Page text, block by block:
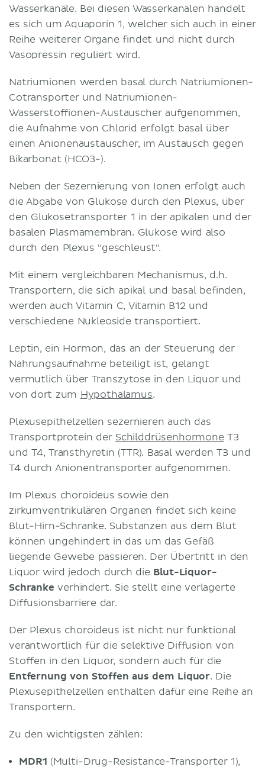
Wasserkanäle. Bei diesen Wasserkanälen handelt
es sich um Aquaporin 1, welcher sich auch in einer
Reihe weiterer Organe findet und nicht durch
Vasopressin reguliert wird.
Natriumionen werden basal durch Natriumionen-
Cotransporter und Natriumionen-
Wasserstoffionen-Austauscher aufgenommen,
die Aufnahme von Chlorid erfolgt basal über
einen Anionenaustauscher, im Austausch gegen
Bikarbonat (HCO3-).
Neben der Sezernierung von Ionen erfolgt auch
die Abgabe von Glukose durch den Plexus, über
den Glukosetransporter 1 in der apikalen und der
basalen Plasmamembran. Glukose wird also
durch den Plexus "geschleust".
Mit einem vergleichbaren Mechanismus, d.h.
Transportern, die sich apikal und basal befinden,
werden auch Vitamin C, Vitamin B12 und
verschiedene Nukleoside transportiert.
Leptin, ein Hormon, das an der Steuerung der
Nahrungsaufnahme beteiligt ist, gelangt
vermutlich über Transzytose in den Liquor und
von dort zum Hypothalamus.
Plexusepithelzellen sezernieren auch das
Transportprotein der Schilddrüsenhormone T3
und T4, Transthyretin (TTR). Basal werden T3 und
T4 durch Anionentransporter aufgenommen.
Im Plexus choroideus sowie den
zirkumventrikulären Organen findet sich keine
Blut-Hirn-Schranke. Substanzen aus dem Blut
können ungehindert in das um das Gefäß
liegende Gewebe passieren. Der Übertritt in den
Liquor wird jedoch durch die Blut-Liquor-
Schrankeverhindert. Sie stellt eine verlagerte
Diffusionsbarriere dar.
Der Plexus choroideus ist nicht nur funktional
verantwortlich für die selektive Diffusion von
Stoffen in den Liquor, sondern auch für die
Entfernung von Stoffen aus dem Liquor. Die
Plexusepithelzellen enthalten dafür eine Reihe an
Transportern.
Zu den wichtigsten zählen:
MDR1 (Multi-Drug-Resistance-Transporter 1),